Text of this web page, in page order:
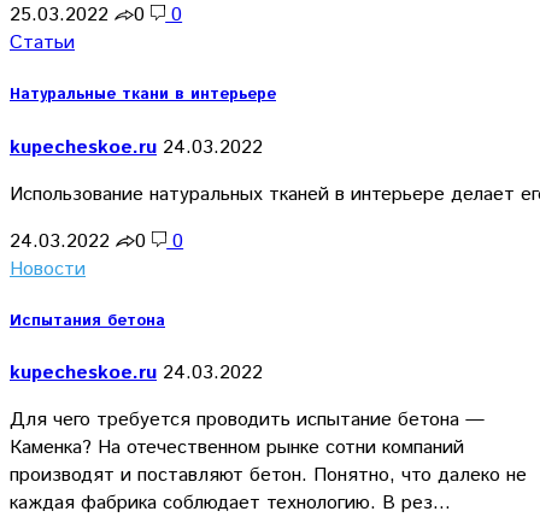
25.03.2022
0
0
Статьи
Натуральные ткани в интерьере
kupecheskoe.ru 24.03.2022
Использование натуральных тканей в интерьере
24.03.2022
0
0
Новости
Испытания бетона
kupecheskoe.ru 24.03.2022
Для чего требуется проводить испытание бетона —
Каменка? На отечественном рынке сотни компаний
производят и поставляют бетон. Понятно, что далеко не
каждая фабрика соблюдает технологию. В рез…